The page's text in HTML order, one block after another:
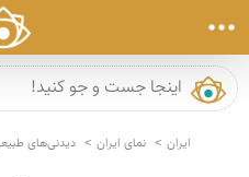
ایران نمای ایران دیدنی‌های